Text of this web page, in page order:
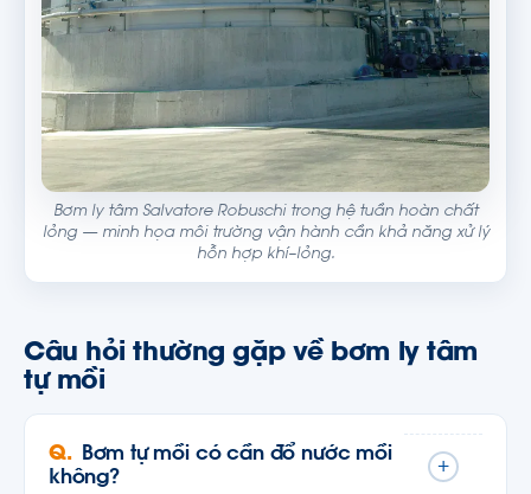
Bơm ly tâm Salvatore Robuschi trong hệ tuần hoàn chất
lỏng — minh họa môi trường vận hành cần khả năng xử lý
hỗn hợp khí–lỏng.
Câu hỏi thường gặp về bơm ly tâm
tự mồi
Bơm tự mồi có cần đổ nước mồi
không?
+